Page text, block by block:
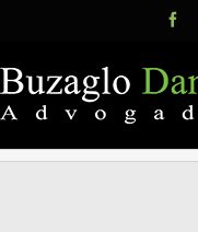
content